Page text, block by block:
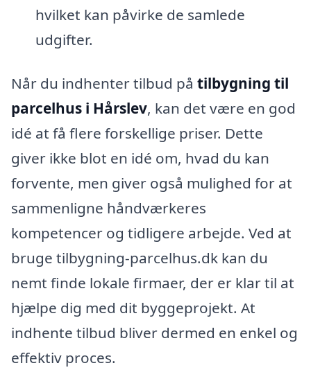
hvilket kan påvirke de samlede
udgifter.
Når du indhenter tilbud på tilbygning til
parcelhus i Hårslev, kan det være en god
idé at få flere forskellige priser. Dette
giver ikke blot en idé om, hvad du kan
forvente, men giver også mulighed for at
sammenligne håndværkeres
kompetencer og tidligere arbejde. Ved at
bruge tilbygning-parcelhus.dk kan du
nemt finde lokale firmaer, der er klar til at
hjælpe dig med dit byggeprojekt. At
indhente tilbud bliver dermed en enkel og
effektiv proces.